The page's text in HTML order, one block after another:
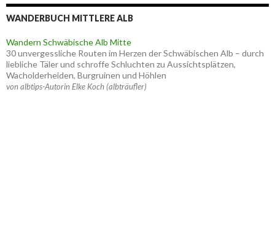
WANDERBUCH MITTLERE ALB
Wandern Schwäbische Alb Mitte
30 unvergessliche Routen im Herzen der Schwäbischen Alb – durch
liebliche Täler und schroffe Schluchten zu Aussichtsplätzen,
Wacholderheiden, Burgruinen und Höhlen
von albtips-Autorin Elke Koch (albträufler)